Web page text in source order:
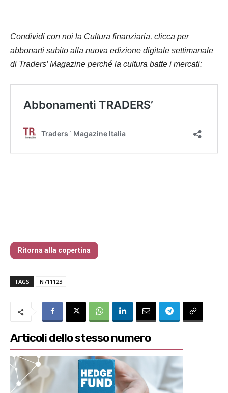
Condividi con noi la Cultura finanziaria, clicca per
abbonarti subito alla nuova edizione digitale settimanale
di Traders’ Magazine perché la cultura batte i mercati:
Ritorna alla copertina
TAGS N711123
Articoli dello stesso numero